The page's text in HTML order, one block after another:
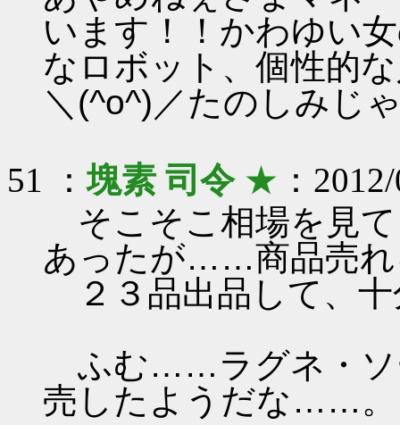
います！！かわゆい
なロボット、個性的
＼(^o^)／たのしみじ
51 ：塊素 司令★ ：
そこそこ相場を見
あったが……商品売れ
２３品出品して、
ふむ……ラグネ・ソ
売したようだな……。